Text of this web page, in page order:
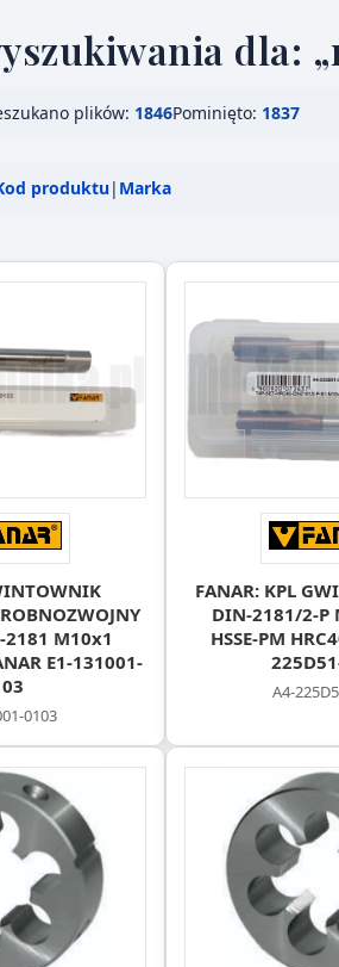
dla:
plików: 1846Pominięto: 1837
produktu| Marka
2181 M10x1
E1-131001-
0103
FANAR: KPL
DIN-2181/2-P
HSSE-PM
A4-